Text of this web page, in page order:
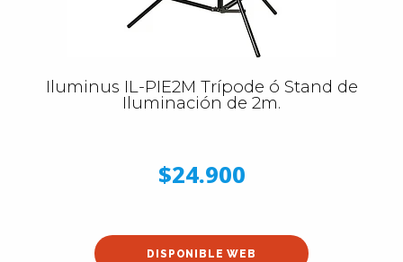
Iluminus IL-PIE2M Trípode ó Stand de
Iluminación de 2m.
$24.900
DISPONIBLE WEB